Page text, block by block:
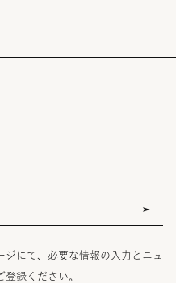
にて、必要な情報の入力とニュ
録ください。